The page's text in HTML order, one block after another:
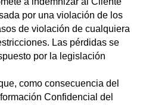
por una violación de los
de violación de cualquiera
Las pérdidas se
por la legislación
como consecuencia del
Confidencial del